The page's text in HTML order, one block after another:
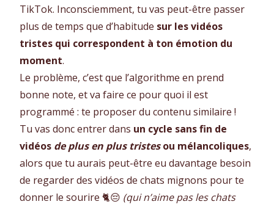
TikTok. Inconsciemment, tu vas peut-être passer
plus de temps que d’habitude sur les vidéos
tristes qui correspondent à ton émotion du
moment.
Le problème, c’est que l’algorithme en prend
bonne note, et va faire ce pour quoi il est
programmé : te proposer du contenu similaire !
Tu vas donc entrer dans un cycle sans fin de
vidéos de plus en plus tristesou mélancoliques,
alors que tu aurais peut-être eu davantage besoin
de regarder des vidéos de chats mignons pour te
donner le sourire 🐈😔 (qui n’aime pas les chats